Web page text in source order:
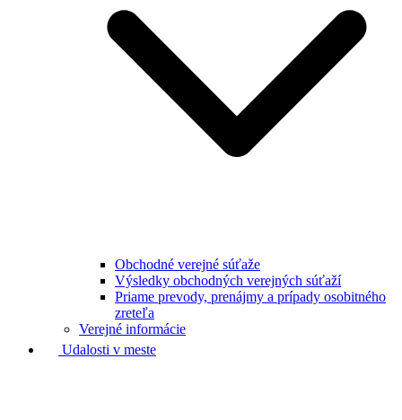
Obchodné verejné súťaže
Výsledky obchodných verejných súťaží
Priame prevody, prenájmy a prípady osobitného
zreteľa
Verejné informácie
Udalosti v meste